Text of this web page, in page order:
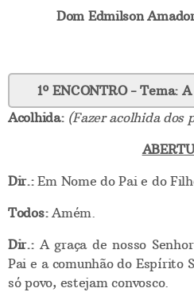
Dom Edmilson
1º ENCONTRO - Tema:
Acolhida: (Fazer acolhida dos
Dir.:Em Nome do Pai e do
Todos:Amém.
Dir.: A graça de nosso
Pai e a comunhão do Espírito
só povo, estejam convosco.